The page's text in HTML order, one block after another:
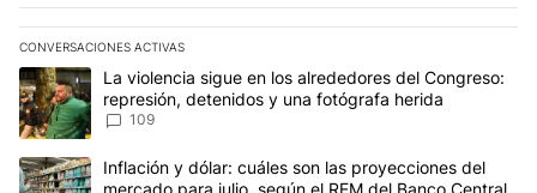
CONVERSACIONES ACTIVAS
Este listado muestra los artículos con más comentarios en los
Un artículo de tendencia con el título "La violencia sigue en los
La violencia sigue en los alrededores del Congreso:
represión, detenidos y una fotógrafa herida
109
Un artículo de tendencia con el título "Inflación y dólar: cuáles
Inflación y dólar: cuáles son las proyecciones del